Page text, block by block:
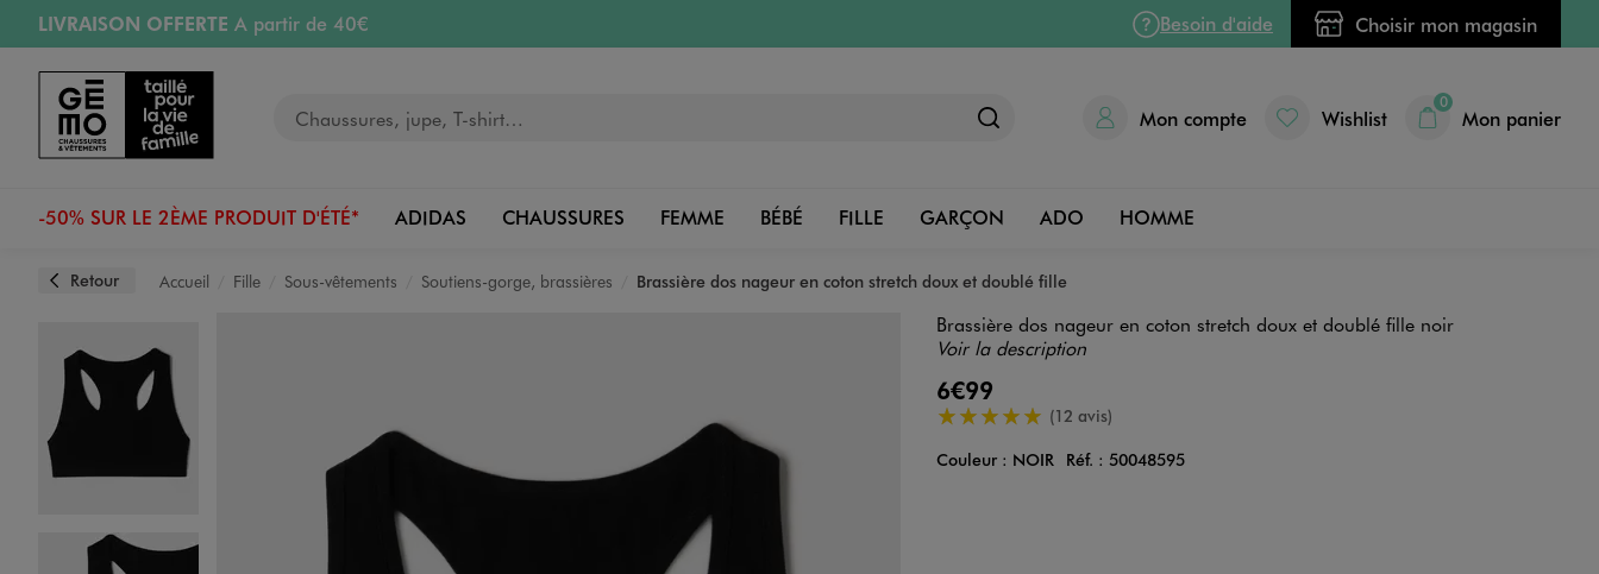
Aller au contenu principal
Aller à la navigation
LIVRAISON OFFERTE A partir de 40€
RETRAIT ET LIVRAISON OFFERTE
RÉSERVATION GRATUITE
4h en magasin
Retours OFFERTSpendant 30 jours
Besoin d'aide Choisir mon magasin
Mon compte Wishlist
0
Mon panier
-50% SUR LE 2ÈME PRODUIT D'ÉTÉ* ADIDAS CHAUSSURES FEMME BÉBÉ FILLE GARÇON ADO HOMME
Retour Accueil Fille Sous-vêtements Soutiens-gorge, brassières Brassière dos nageur en coton stretch doux et doublé fille
Brassière dos nageur en coton stretch doux et doublé fille noir
Voir la description
6€99
5/5 de moyenne(12 avis)
Couleur
Couleur : NOIR Réf. : 50048595